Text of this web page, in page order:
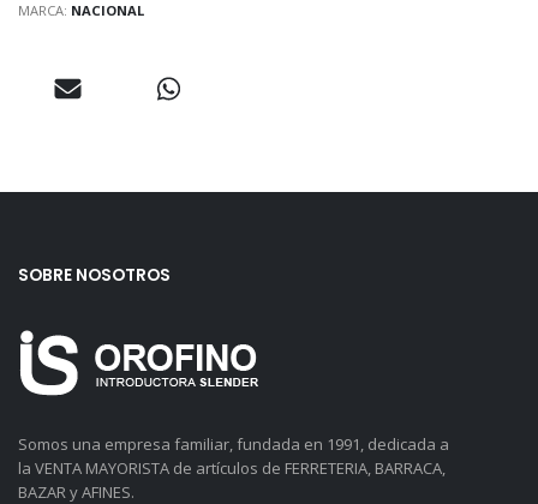
MARCA: NACIONAL
SOBRE NOSOTROS
Somos una empresa familiar, fundada en 1991, dedicada a
la VENTA MAYORISTA de artículos de FERRETERIA, BARRACA,
BAZAR y AFINES.